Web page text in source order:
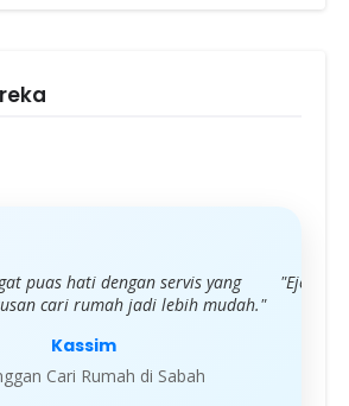
puas hati dengan servis yang
cari rumah jadi lebih mudah."
Kassim
Cari Rumah di Sabah
"Ejen